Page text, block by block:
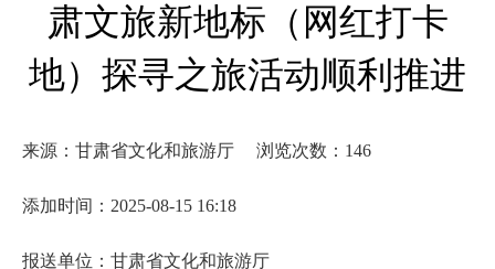
肃文旅新地标（网红打卡
地）探寻之旅活动顺利推进
来源：甘肃省文化和旅游厅 浏览次数： 146
添加时间：2025-08-15 16:18
报送单位：甘肃省文化和旅游厅